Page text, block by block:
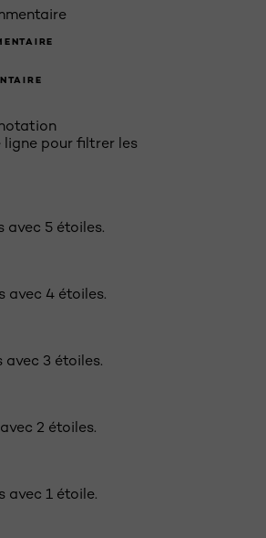
ligne pour filtrer les
avec 5 étoiles.
avec 4 étoiles.
avec 3 étoiles.
2 étoiles.
avec 1 étoile.